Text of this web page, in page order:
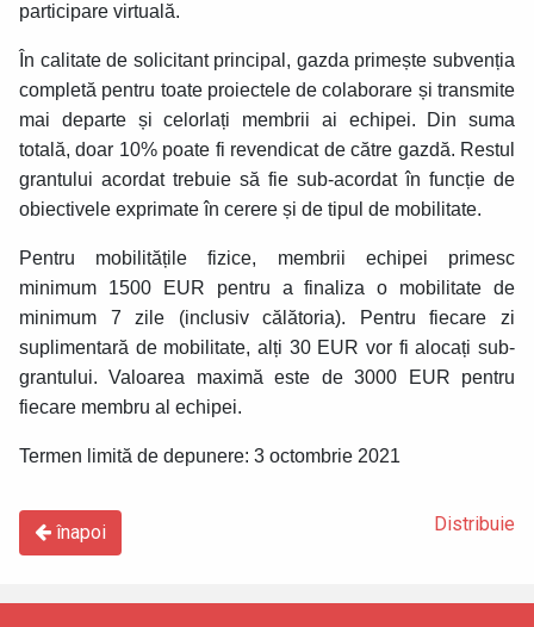
participare virtuală.
În calitate de solicitant principal, gazda primește subvenția
completă pentru toate proiectele de colaborare și transmite
mai departe și celorlați membrii ai echipei. Din suma
totală, doar 10% poate fi revendicat de către gazdă. Restul
grantului acordat trebuie să fie sub-acordat în funcție de
obiectivele exprimate în cerere și de tipul de mobilitate.
Pentru mobilitățile fizice, membrii echipei primesc
minimum 1500 EUR pentru a finaliza o mobilitate de
minimum 7 zile (inclusiv călătoria). Pentru fiecare zi
suplimentară de mobilitate, alți 30 EUR vor fi alocați sub-
grantului. Valoarea maximă este de 3000 EUR pentru
fiecare membru al echipei.
Termen limită de depunere: 3 octombrie 2021
înapoi Distribuie